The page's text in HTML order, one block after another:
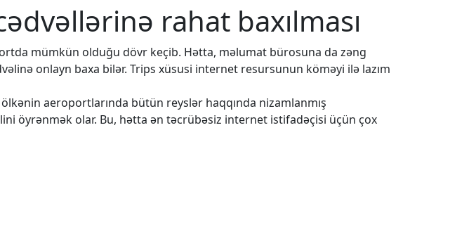
rahat baxılması
mümkün olduğu dövr keçib. Hətta, məlumat bürosuna da zəng
onlayn baxa bilər. Trips xüsusi internet resursunun köməyi ilə lazım
aeroportlarında bütün reyslər haqqında nizamlanmış
öyrənmək olar. Bu, hətta ən təcrübəsiz internet istifadəçisi üçün çox